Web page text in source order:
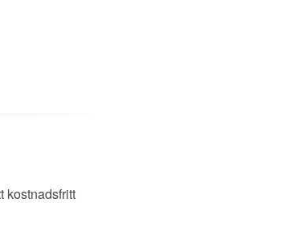
kostnadsfritt